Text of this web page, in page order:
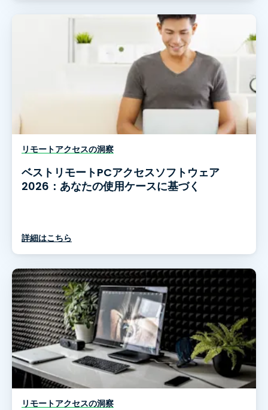
リモートアクセスの洞察
ベストリモートPCアクセスソフトウェア
2026：あなたの使用ケースに基づく
詳細はこちら
リモートアクセスの洞察